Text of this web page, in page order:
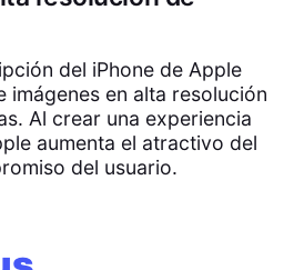
del iPhone de Apple
imágenes en alta resolución
Al crear una experiencia
aumenta el atractivo del
del usuario.